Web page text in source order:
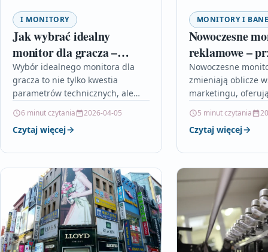
I MONITORY
Jak wybrać idealny
monitor dla gracza –
poradnik zakupowy
Wybór idealnego monitora dla
gracza to nie tylko kwestia
parametrów technicznych, ale
indywidualnych potrzeb i stylu
rozgrywki. W artykule omówiono…
6 minut czytania 2026-04-05
Czytaj więcej
MONITORY I
Nowoczesne
reklamowe –
wizualnej
Nowoczesne
zmieniają oblicze
marketingu,
personalizacji
integrację z
5 minut czytania
Czytaj więcej